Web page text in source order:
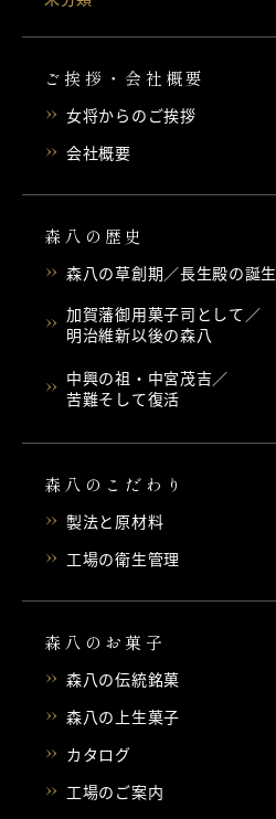
ご挨拶・会社概要
女将からのご挨拶
会社概要
森八の歴史
森八の草創期／長生殿の誕生
加賀藩御用菓子司として／
明治維新以後の森八
中興の祖・中宮茂吉／
苦難そして復活
森八のこだわり
製法と原材料
工場の衛生管理
森八のお菓子
森八の伝統銘菓
森八の上生菓子
カタログ
工場のご案内